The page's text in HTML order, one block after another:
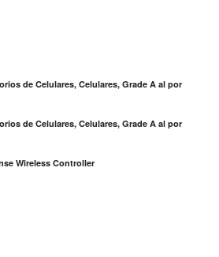
de Celulares, Celulares, Grade A al por
de Celulares, Celulares, Grade A al por
Wireless Controller